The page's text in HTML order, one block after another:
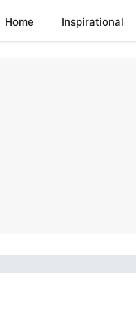
Home Inspirational